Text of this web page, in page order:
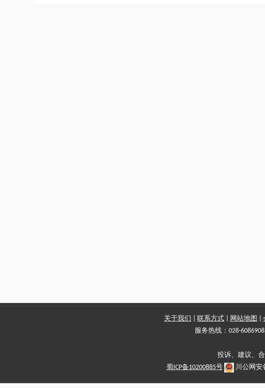
关于我们 联系方式 网站地图
服务热线：028-
投诉、建议、
蜀ICP备10200885号
川公网安